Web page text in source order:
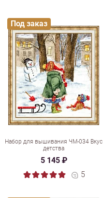
Набор для вышивания ЧМ-034 Вкус
детства
5 145 ₽
5
Под заказ